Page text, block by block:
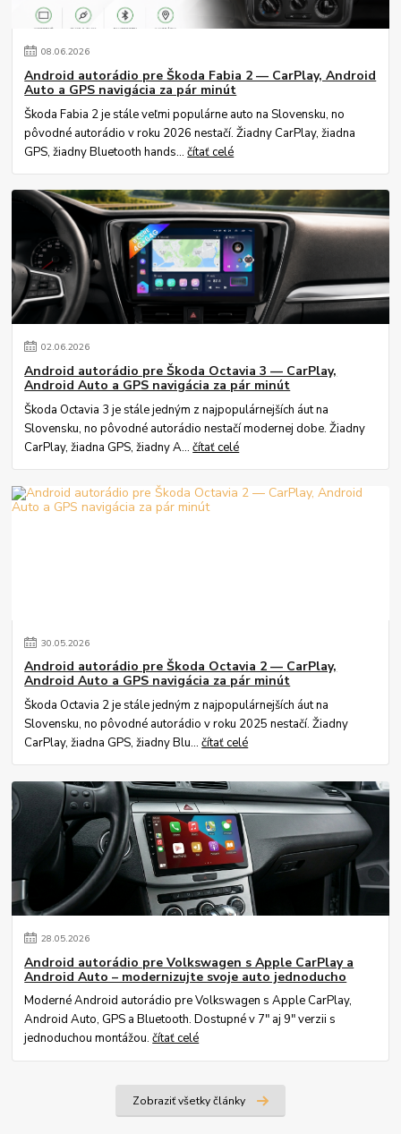
08.06.2026
Android autorádio pre Škoda Fabia 2 — CarPlay, Android
Auto a GPS navigácia za pár minút
Škoda Fabia 2 je stále veľmi populárne auto na Slovensku, no
pôvodné autorádio v roku 2026 nestačí. Žiadny CarPlay, žiadna
GPS, žiadny Bluetooth hands...čítať celé
02.06.2026
Android autorádio pre Škoda Octavia 3 — CarPlay,
Android Auto a GPS navigácia za pár minút
Škoda Octavia 3 je stále jedným z najpopulárnejších áut na
Slovensku, no pôvodné autorádio nestačí modernej dobe. Žiadny
CarPlay, žiadna GPS, žiadny A...čítať celé
30.05.2026
Android autorádio pre Škoda Octavia 2 — CarPlay,
Android Auto a GPS navigácia za pár minút
Škoda Octavia 2 je stále jedným z najpopulárnejších áut na
Slovensku, no pôvodné autorádio v roku 2025 nestačí. Žiadny
CarPlay, žiadna GPS, žiadny Blu...čítať celé
28.05.2026
Android autorádio pre Volkswagen s Apple CarPlay a
Android Auto – modernizujte svoje auto jednoducho
Moderné Android autorádio pre Volkswagen s Apple CarPlay,
Android Auto, GPS a Bluetooth. Dostupné v 7" aj 9" verzii s
jednoduchou montážou.čítať celé
Zobraziť všetky články